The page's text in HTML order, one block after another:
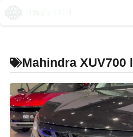
Skip
Mahindra XUV700